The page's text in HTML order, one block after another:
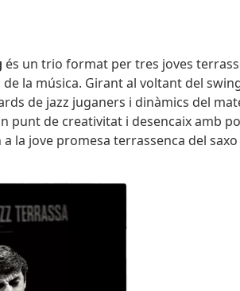
és un trio format per tres joves
de la música. Girant al voltant del
de jazz juganers i dinàmics del
punt de creativitat i desencaix amb
la jove promesa terrassenca del